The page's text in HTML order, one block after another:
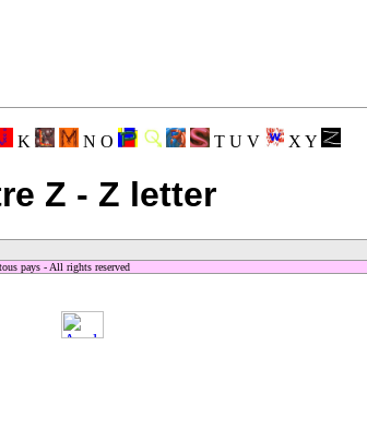
K N O T U V X Y
Z - Z letter
pays - All rights reserved